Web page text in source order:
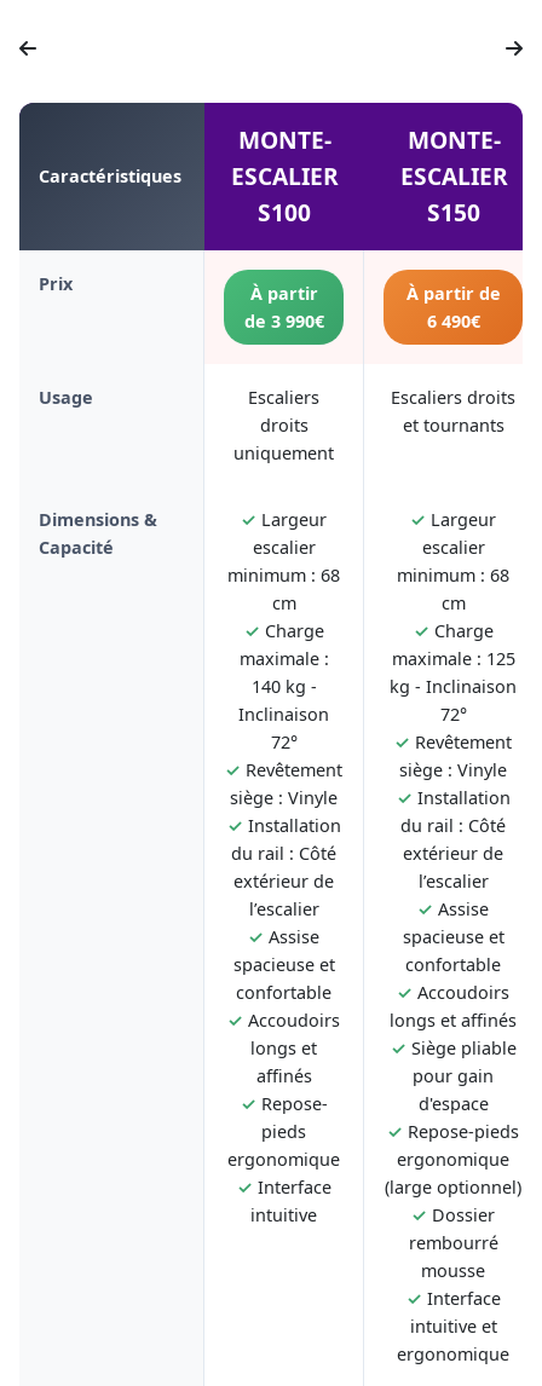
Caractéristiques
MONTE-
ESCALIER
S100
MONTE-
ESCALIER
S150
Prix
À partir
de 3 990€
À partir de
6 490€
Usage
Escaliers
droits
uniquement
Escaliers droits
et tournants
Dimensions &
Capacité
✓ Largeur
escalier
minimum : 68
cm
✓ Charge
maximale :
140 kg -
Inclinaison
72°
✓ Revêtement
siège : Vinyle
✓ Installation
du rail : Côté
extérieur de
l’escalier
✓ Assise
spacieuse et
confortable
✓ Accoudoirs
longs et
affinés
✓ Repose-
pieds
ergonomique
✓ Interface
intuitive
✓ Largeur
escalier
minimum : 68
cm
✓ Charge
maximale : 125
kg - Inclinaison
72°
✓ Revêtement
siège : Vinyle
✓ Installation
du rail : Côté
extérieur de
l’escalier
✓ Assise
spacieuse et
confortable
✓ Accoudoirs
longs et affinés
✓ Siège pliable
pour gain
d'espace
✓ Repose-pieds
ergonomique
(large optionnel)
✓ Dossier
rembourré
mousse
✓ Interface
intuitive et
ergonomique